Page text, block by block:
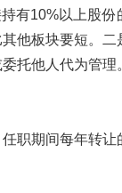
有10%以上股份
他板块要短。二
托他人代为管理
职期间每年转让